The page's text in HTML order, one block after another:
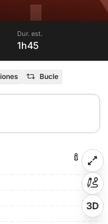
Dur. est.
1h45
Bucle
3D